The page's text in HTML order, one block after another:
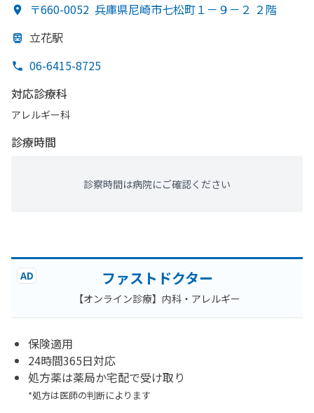
〒660-0052 兵庫県尼崎市七松町１－９－２ ２階
立花駅
06-6415-8725
対応診療科
アレルギー科
診療時間
診察時間は病院にご確認ください
AD ファストドクター
【オンライン診療】内科・アレルギー
保険適用
24時間365日対応
処方薬は薬局か宅配で受け取り
*処方は医師の判断によります